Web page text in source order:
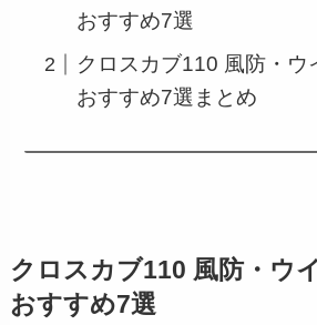
おすすめ7選
クロスカブ110 風防・ウ
おすすめ7選まとめ
クロスカブ110 風防・ウ
おすすめ7選